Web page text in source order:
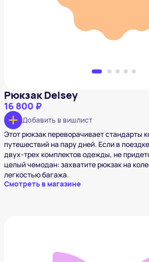
Рюкзак Delsey
16 800 ₽
Добавить в вишлист
Этот рюкзак переворачивает стандарты
путешествий на пару дней. Если в
двух-трех комплектов одежды, не
целый чемодан: захватите рюкзак на
легкостью багажа.
Смотреть в магазине